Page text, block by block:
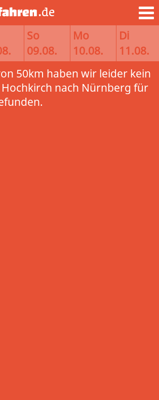
.de
So
09.08.
Mo
10.08.
Di
11.08.
50km haben wir leider kein
nach Nürnberg für